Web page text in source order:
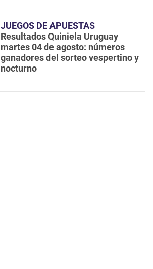
JUEGOS DE APUESTAS
Resultados Quiniela Uruguay
martes 04 de agosto: números
ganadores del sorteo vespertino y
nocturno